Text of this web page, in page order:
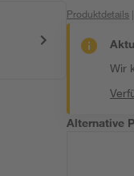
Produktdetails
Wir
Alternative